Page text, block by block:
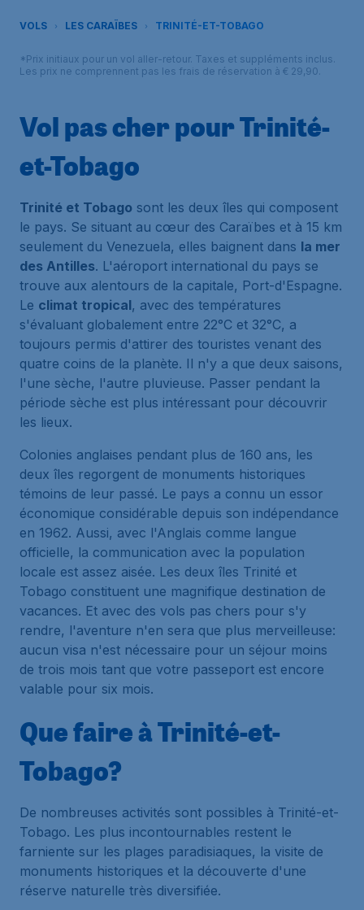
VOLS LES CARAÏBES TRINITÉ-ET-TOBAGO
*Prix initiaux pour un vol aller-retour. Taxes et suppléments inclus.
Les prix ne comprennent pas les frais de réservation à € 29,90.
Vol pas cher pour Trinité-
et-Tobago
Trinité et Tobago sont les deux îles qui composent
le pays. Se situant au cœur des Caraïbes et à 15 km
seulement du Venezuela, elles baignent dans la mer
des Antilles. L'aéroport international du pays se
trouve aux alentours de la capitale, Port-d'Espagne.
Le climat tropical, avec des températures
s'évaluant globalement entre 22°C et 32°C, a
toujours permis d'attirer des touristes venant des
quatre coins de la planète. Il n'y a que deux saisons,
l'une sèche, l'autre pluvieuse. Passer pendant la
période sèche est plus intéressant pour découvrir
les lieux.
Colonies anglaises pendant plus de 160 ans, les
deux îles regorgent de monuments historiques
témoins de leur passé. Le pays a connu un essor
économique considérable depuis son indépendance
en 1962. Aussi, avec l'Anglais comme langue
officielle, la communication avec la population
locale est assez aisée. Les deux îles Trinité et
Tobago constituent une magnifique destination de
vacances. Et avec des vols pas chers pour s'y
rendre, l'aventure n'en sera que plus merveilleuse:
aucun visa n'est nécessaire pour un séjour moins
de trois mois tant que votre passeport est encore
valable pour six mois.
Que faire à Trinité-et-
Tobago?
De nombreuses activités sont possibles à Trinité-et-
Tobago. Les plus incontournables restent le
farniente sur les plages paradisiaques, la visite de
monuments historiques et la découverte d'une
réserve naturelle très diversifiée.